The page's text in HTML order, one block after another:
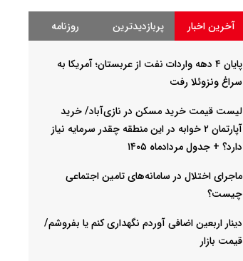
آخرین اخبار پربازدیدترین روزنامه
پایان ۴ دهه واردات نفت از عربستان؛ آمریکا به
سراغ ونزوئلا رفت
لیست قیمت خرید مسکن در نازی‌آباد/ خرید
آپارتمان ۲ خوابه در این منطقه چقدر سرمایه نیاز
دارد؟ + جدول مردادماه ۱۴۰۵
ماجرای اختلال در سامانه‌های تامین اجتماعی
چیست؟
دینار اربعین اضافی آوردم نگهداری کنم یا بفروشم/
قیمت بازار